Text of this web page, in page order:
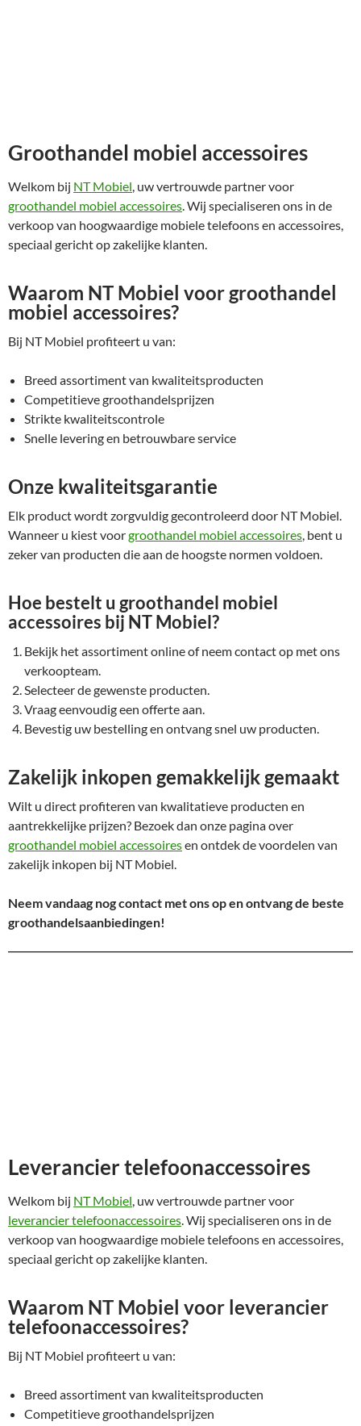
Groothandel mobiel accessoires
Welkom bij NT Mobiel, uw vertrouwde partner voor
groothandel mobiel accessoires. Wij specialiseren ons in de
verkoop van hoogwaardige mobiele telefoons en accessoires,
speciaal gericht op zakelijke klanten.
Waarom NT Mobiel voor groothandel
mobiel accessoires?
Bij NT Mobiel profiteert u van:
Breed assortiment van kwaliteitsproducten
Competitieve groothandelsprijzen
Strikte kwaliteitscontrole
Snelle levering en betrouwbare service
Onze kwaliteitsgarantie
Elk product wordt zorgvuldig gecontroleerd door NT Mobiel.
Wanneer u kiest voorgroothandel mobiel accessoires, bent u
zeker van producten die aan de hoogste normen voldoen.
Hoe bestelt u groothandel mobiel
accessoires bij NT Mobiel?
Bekijk het assortiment online of neem contact op met ons
verkoopteam.
Selecteer de gewenste producten.
Vraag eenvoudig een offerte aan.
Bevestig uw bestelling en ontvang snel uw producten.
Zakelijk inkopen gemakkelijk gemaakt
Wilt u direct profiteren van kwalitatieve producten en
aantrekkelijke prijzen? Bezoek dan onze pagina over
groothandel mobiel accessoiresen ontdek de voordelen van
zakelijk inkopen bij NT Mobiel.
Neem vandaag nog contact met ons op en ontvang de beste
groothandelsaanbiedingen!
Leverancier telefoonaccessoires
Welkom bij NT Mobiel, uw vertrouwde partner voor
leverancier telefoonaccessoires. Wij specialiseren ons in de
verkoop van hoogwaardige mobiele telefoons en accessoires,
speciaal gericht op zakelijke klanten.
Waarom NT Mobiel voor leverancier
telefoonaccessoires?
Bij NT Mobiel profiteert u van:
Breed assortiment van kwaliteitsproducten
Competitieve groothandelsprijzen